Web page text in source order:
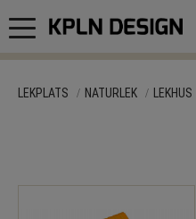
Meny
LEKPLATS NATURLEK LEKHUS